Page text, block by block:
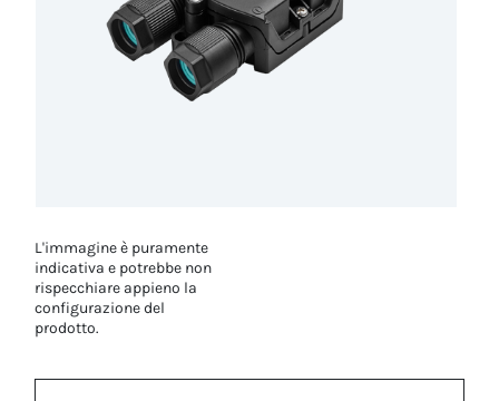
L'immagine è puramente
indicativa e potrebbe non
rispecchiare appieno la
configurazione del
prodotto.